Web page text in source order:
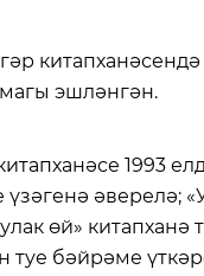
эшләнгән.
1993
үзәгенә әверелә;
өй» китапханә
туе бәйрәме